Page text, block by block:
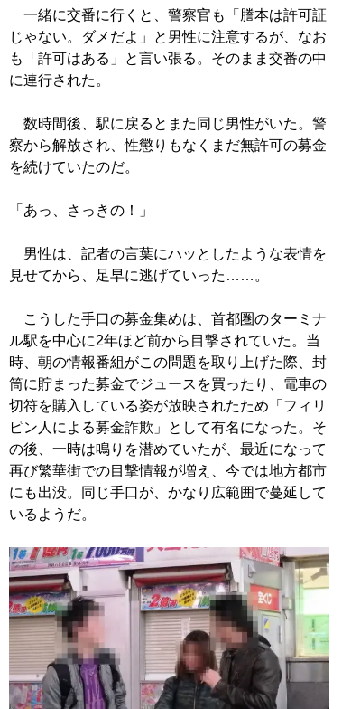
一緒に交番に行くと、警察官も「謄本は許可証
じゃない。ダメだよ」と男性に注意するが、なお
も「許可はある」と言い張る。そのまま交番の中
に連行された。
数時間後、駅に戻るとまた同じ男性がいた。警
察から解放され、性懲りもなくまだ無許可の募金
を続けていたのだ。
「あっ、さっきの！」
男性は、記者の言葉にハッとしたような表情を
見せてから、足早に逃げていった……。
こうした手口の募金集めは、首都圏のターミナ
ル駅を中心に2年ほど前から目撃されていた。当
時、朝の情報番組がこの問題を取り上げた際、封
筒に貯まった募金でジュースを買ったり、電車の
切符を購入している姿が放映されたため「フィリ
ピン人による募金詐欺」として有名になった。そ
の後、一時は鳴りを潜めていたが、最近になって
再び繁華街での目撃情報が増え、今では地方都市
にも出没。同じ手口が、かなり広範囲で蔓延して
いるようだ。